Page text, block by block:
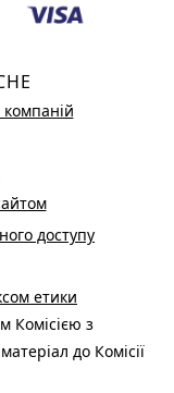
доступу
етики
Комісією з
до Комісії